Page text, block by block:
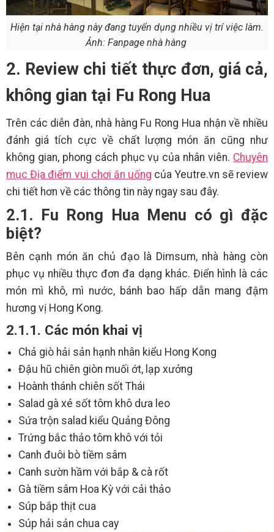
Hiện tại nhà hàng này đang tuyển dụng nhiều vị trí việc làm.
Ảnh: Fanpage nhà hàng
2. Review chi tiết thực đơn, giá cả,
không gian tại Fu Rong Hua
Trên các diễn đàn, nhà hàng Fu Rong Hua nhận về nhiều
đánh giá tích cực về chất lượng món ăn cũng như
không gian, phong cách phục vụ của nhân viên. Chuyên
mục Địa điểm vui chơi ăn uống của Yeutre.vn sẽ review
chi tiết hơn về các thông tin này ngay sau đây.
2.1. Fu Rong Hua Menu có gì đặc
biệt?
Bên cạnh món ăn chủ đạo là Dimsum, nhà hàng còn
phục vụ nhiều thực đơn đa dạng khác. Điển hình là các
món mì khô, mì nước, bánh bao hấp dẫn mang đậm
hương vị Hong Kong.
2.1.1. Các món khai vị
Chả giò hải sản hạnh nhân kiểu Hong Kong
Đậu hũ chiên giòn muối ớt, lạp xưởng
Hoành thánh chiên sốt Thái
Salad gà xé sốt tôm khô dưa leo
Sứa trộn salad kiểu Quảng Đông
Trứng bắc thảo tôm khô với tỏi
Canh đuôi bò tiềm sâm
Canh sườn hầm với bắp & cà rốt
Gà tiềm sâm Hoa Kỳ với cải thảo
Súp bắp thịt cua
Súp hải sản chua cay